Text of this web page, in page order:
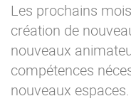
Les prochains
création de
nouveaux
compétences
nouveaux espaces.